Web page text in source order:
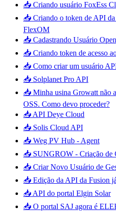
📥 Criando usuário FoxEss
📥 Criando o token de API
FlexOM
📥 Cadastrando Usuário
📥 Criando token de acesso
📥 Como criar um usuário
📥 Solplanet Pro API
📥 Minha usina Growatt não
OSS. Como devo proceder?
📥 API Deye Cloud
📥 Solis Cloud API
📥 Weg PV Hub - Agent
📥 SUNGROW - Criação de
📥 Criar Novo Usuário de
📥 Edição da API da Fusion
📥 API do portal Elgin Solar
📥 O portal SAJ agora é